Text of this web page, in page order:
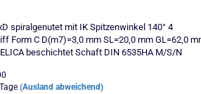
spiralgenutet mit IK Spitzenwinkel 140° 4
Form C D(m7)=3,0 mm SL=20,0 mm GL=62,0
beschichtet Schaft DIN 6535HA M/S/N
(Ausland abweichend)